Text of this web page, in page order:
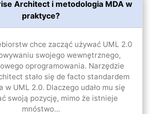
Architect i metodologia MDA w
praktyce?
chce zacząć używać UML 2.0
swojego wewnętrznego,
oprogramowania. Narzędzie
stało się de facto standardem
w UML 2.0. Dlaczego udało mu się
swoją pozycję, mimo że istnieje
mnóstwo…